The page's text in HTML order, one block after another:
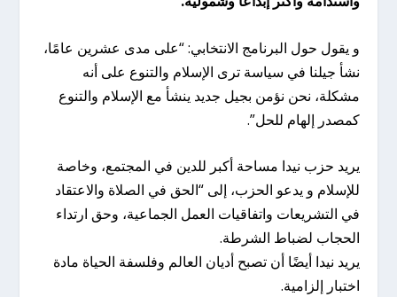
و يقول حول البرنامج الانتخابي: “على مدى عشرين عامًا،
نشأ جيلنا في سياسة ترى الإسلام والتنوع على أنه
مشكلة، نحن نؤمن بجيل جديد ينشأ مع الإسلام والتنوع
كمصدر إلهام للحل”.
يريد حزب نيدا مساحة أكبر للدين في المجتمع، وخاصة
للإسلام و يدعو الحزب، إلى “الحق في الصلاة والاعتقاد
في التشريعات واتفاقيات العمل الجماعية، وحق ارتداء
الحجاب لضباط الشرطة.
يريد نيدا أيضًا أن تصبح أديان العالم وفلسفة الحياة مادة
اختبار إلزامية.